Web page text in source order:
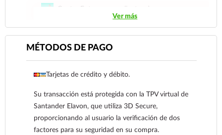
Contra Entrega para clientes de
Gloria de Coatzacoalcos S.A. de C.V. Número de
su comprobante de pago a al siguiente correo
electrónico:ecommerce@farmaciagloria.mx
nuestro
921 261 8491
Ver más
MÉTODOS DE PAGO
Tarjetas de crédito y débito.
Su transacción está protegida con la TPV virtual de
Santander Elavon, que utiliza 3D Secure,
proporcionando al usuario la verificación de dos
factores para su seguridad en su compra.